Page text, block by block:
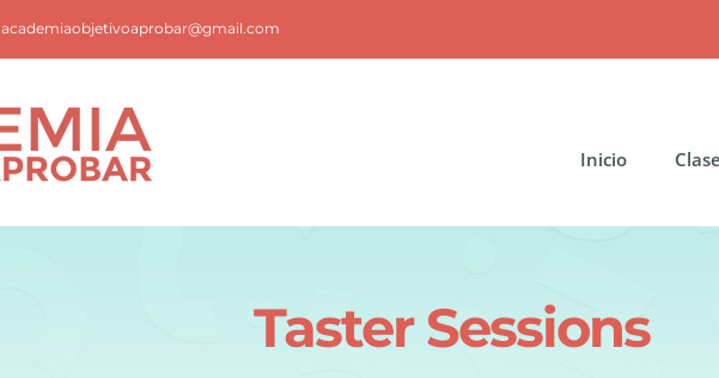
academiaobjetivoaprobar@gmail.com
Inicio
Taster Sessions